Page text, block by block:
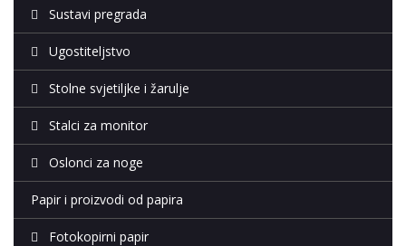
Sustavi pregrada
Ugostiteljstvo
Stolne svjetiljke i žarulje
Stalci za monitor
Oslonci za noge
Papir i proizvodi od papira
Fotokopirni papir